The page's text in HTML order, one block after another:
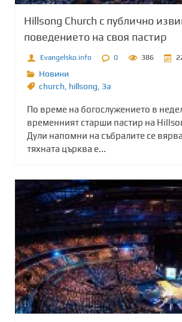
Hillsong Church с публично
поведението на своя пастир
Evangelsko.info 0 386
Новини
church hillsong Зa
По време на богослужението в
временният старши пастир на
Дули напомни на събралите се
тяхната църква е...